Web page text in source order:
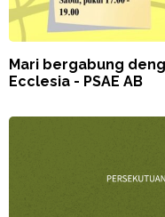
Mari bergabung
Ecclesia - PSAE AB